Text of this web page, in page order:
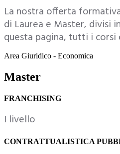
La nostra offerta
di Laurea e Master, divisi
questa pagina, tutti i corsi
Area Giuridico - Economica
Master
FRANCHISING
I livello
CONTRATTUALISTICA